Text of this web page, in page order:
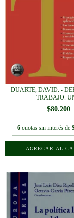
DUARTE, DAVID. -
TRABAJO.
$80.200
6 cuotas sin interés de